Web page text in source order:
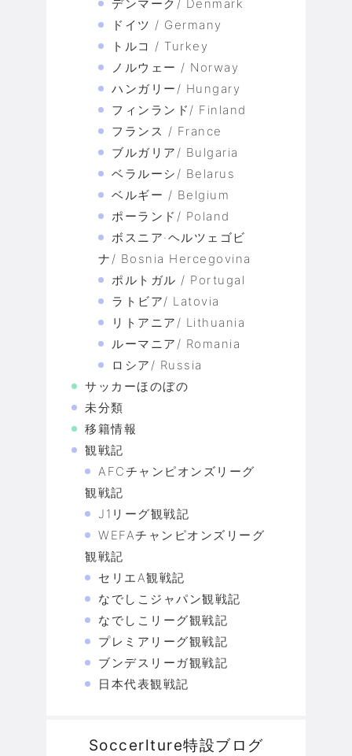
デンマーク/ Denmark
ドイツ / Germany
トルコ / Turkey
ノルウェー / Norway
ハンガリー/ Hungary
フィンランド/ Finland
フランス / France
ブルガリア/ Bulgaria
ベラルーシ/ Belarus
ベルギー / Belgium
ポーランド/ Poland
ボスニア·ヘルツェゴビ
ナ/ Bosnia Hercegovina
ポルトガル / Portugal
ラトビア/ Latovia
リトアニア/ Lithuania
ルーマニア/ Romania
ロシア/ Russia
サッカーほのぼの
未分類
移籍情報
観戦記
AFCチャンピオンズリーグ
観戦記
J1リーグ観戦記
WEFAチャンピオンズリーグ
観戦記
セリエA観戦記
なでしこジャパン観戦記
なでしこリーグ観戦記
プレミアリーグ観戦記
ブンデスリーガ観戦記
日本代表観戦記
Soccerlture特設ブログ